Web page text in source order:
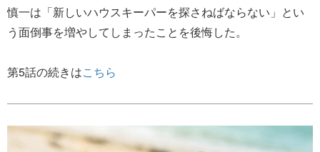
慎一は「新しいハウスキーパーを探さねばならない」とい
う面倒事を増やしてしまったことを後悔した。
第5話の続きはこちら